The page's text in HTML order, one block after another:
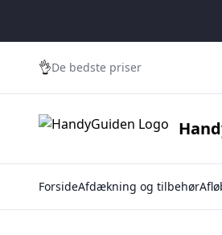
👌De bedste priser
ForsideAfdækning og tilbehør